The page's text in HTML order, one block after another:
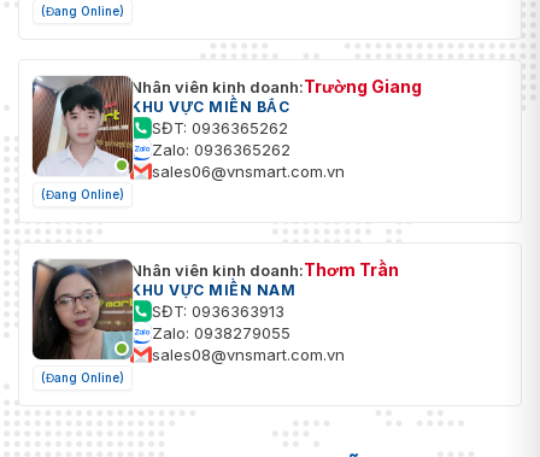
(Đang Online)
(Đang Online)
Nhân viên kinh doanh:Trường Giang
KHU VỰC MIỀN BẮC
SĐT: 0936365262
Zalo: 0936365262
sales06@vnsmart.com.vn
(Đang Online)
Nhân viên kinh doanh:Thơm Trần
KHU VỰC MIỀN NAM
SĐT: 0936363913
Zalo: 0938279055
sales08@vnsmart.com.vn